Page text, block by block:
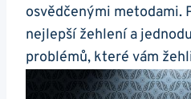
osvědčenými metodami.
nejlepší žehlení ‌a
problémů, které vám